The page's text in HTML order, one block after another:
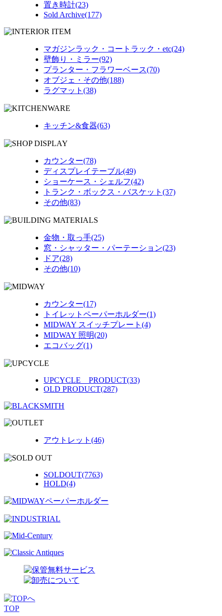
置き時計(23)
Sold Archive(177)
マガジンラック・コートラック・etc(24)
壁飾り・ミラー(92)
プランター・フラワーベース(70)
オブジェ・その他(188)
ラグマット(38)
キッチン&食器(63)
カウンター(78)
ディスプレイテーブル(49)
ショーケース・シェルフ(42)
トランク・ボックス・バスケット(37)
その他(83)
金物・取っ手(25)
窓・シャッター・パーテーション(23)
ドア(28)
その他(10)
カウンター(17)
トイレットペーパーホルダー(1)
MIDWAY スイッチプレート(4)
MIDWAY 照明(20)
エコバッグ(1)
UPCYCLE PRODUCT(33)
OLD PRODUCT(287)
アウトレット(46)
SOLDOUT(7763)
HOLD(4)
TOP